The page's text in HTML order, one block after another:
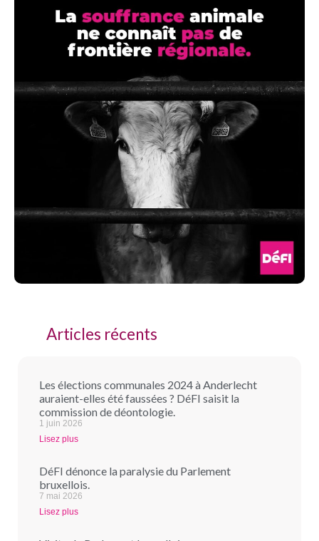
Articles récents
Les élections communales 2024 à Anderlecht
auraient-elles été faussées ? DéFI saisit la
commission de déontologie.
1 juin 2026
Lisez plus
DéFI dénonce la paralysie du Parlement
bruxellois.
7 mai 2026
Lisez plus